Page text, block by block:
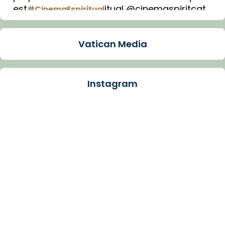
est#CinemaEspiritualitual @cinemaspiritcat
Imatge: Generada amb IA (OpenAI)
Arquebisbat de Barcelona
Vatican Media
Instagram